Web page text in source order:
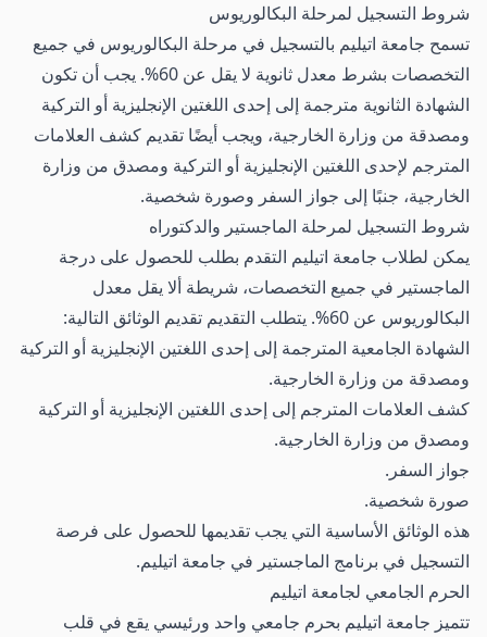
شروط التسجيل لمرحلة البكالوريوس
تسمح جامعة اتيليم بالتسجيل في مرحلة البكالوريوس في جميع
التخصصات بشرط معدل ثانوية لا يقل عن 60%. يجب أن تكون
الشهادة الثانوية مترجمة إلى إحدى اللغتين الإنجليزية أو التركية
ومصدقة من وزارة الخارجية، ويجب أيضًا تقديم كشف العلامات
المترجم لإحدى اللغتين الإنجليزية أو التركية ومصدق من وزارة
الخارجية، جنبًا إلى جواز السفر وصورة شخصية.
شروط التسجيل لمرحلة الماجستير والدكتوراه
يمكن لطلاب جامعة اتيليم التقدم بطلب للحصول على درجة
الماجستير في جميع التخصصات، شريطة ألا يقل معدل
البكالوريوس عن 60%. يتطلب التقديم تقديم الوثائق التالية:
الشهادة الجامعية المترجمة إلى إحدى اللغتين الإنجليزية أو التركية
ومصدقة من وزارة الخارجية.
كشف العلامات المترجم إلى إحدى اللغتين الإنجليزية أو التركية
ومصدق من وزارة الخارجية.
جواز السفر.
صورة شخصية.
هذه الوثائق الأساسية التي يجب تقديمها للحصول على فرصة
التسجيل في برنامج الماجستير في جامعة اتيليم.
الحرم الجامعي لجامعة اتيليم
تتميز جامعة اتيليم بحرم جامعي واحد ورئيسي يقع في قلب